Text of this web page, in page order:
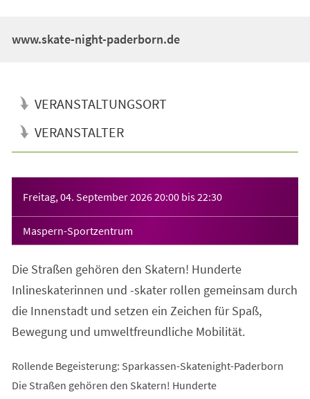
www.skate-night-paderborn.de
VERANSTALTUNGSORT
VERANSTALTER
Freitag, 04. September 202620:00 bis22:30
Maspern-Sportzentrum
Die Straßen gehören den Skatern! Hunderte
Inlineskaterinnen und -skater rollen gemeinsam durch
die Innenstadt und setzen ein Zeichen für Spaß,
Bewegung und umweltfreundliche Mobilität.
Rollende Begeisterung: Sparkassen-Skatenight-Paderborn
Die Straßen gehören den Skatern! Hunderte